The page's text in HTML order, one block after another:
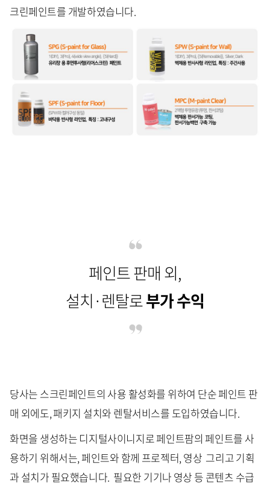
크린페인트를 개발하였습니다.
페인트 판매 외,
설치·렌탈로부가 수익
당사는 스크린페인트의 사용 활성화를 위하여 단순 페인트 판
매 외에도, 패키지 설치와 렌탈서비스를 도입하였습니다.
화면을 생성하는 디지털사이니지로 페인트팜의 페인트를 사
용하기 위해서는, 페인트와 함께 프로젝터, 영상 그리고 기획
과 설치가 필요했습니다. 필요한 기기나 영상 등 콘텐츠 수급